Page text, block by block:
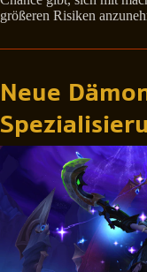
größeren Risiken
Neue